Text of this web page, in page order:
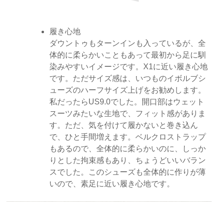
履き心地
ダウントゥもターンインも入っているが、全
体的に柔らかいこともあって最初から足に馴
染みやすいイメージです。X1に近い履き心地
です。ただサイズ感は、いつものイボルブシ
ューズのハーフサイズ上げをお勧めします。
私だったらUS9.0でした。開口部はウェット
スーツみたいな生地で、フィット感がありま
す。ただ、気を付けて履かないと巻き込ん
で、ひと手間増えます。ベルクロストラップ
もあるので、全体的に柔らかいのに、しっか
りとした拘束感もあり、ちょうどいいバラン
スでした。このシューズも全体的に作りが薄
いので、素足に近い履き心地です。